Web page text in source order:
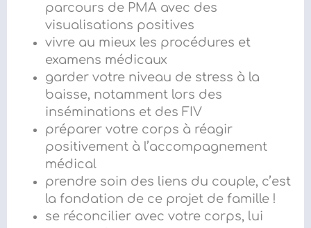
parcours de PMA avec des
visualisations positives
vivre au mieux les procédures et
examens médicaux
garder votre niveau de stress à la
baisse, notamment lors des
inséminations et des FIV
préparer votre corps à réagir
positivement à l’accompagnement
médical
prendre soin des liens du couple, c’est
la fondation de ce projet de famille !
se réconcilier avec votre corps, lui